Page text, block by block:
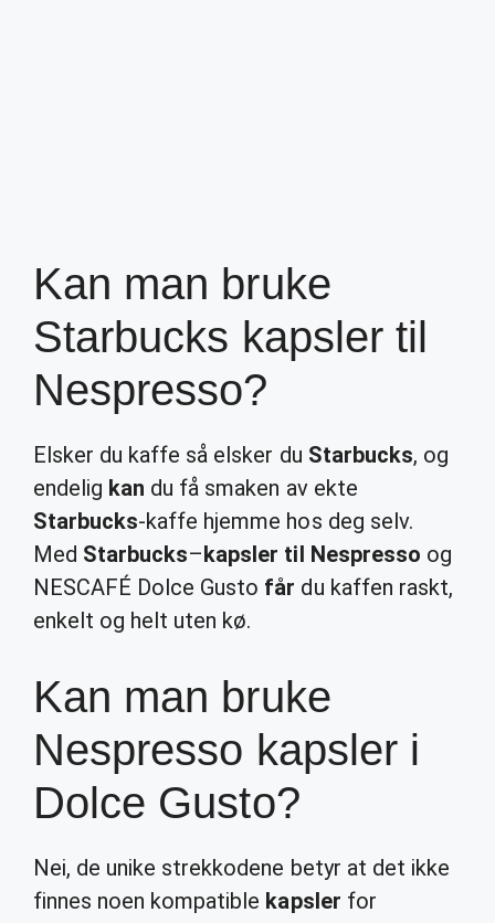
Kan man bruke
Starbucks kapsler til
Nespresso?
Elsker du kaffe så elsker du Starbucks, og
endelig kan du få smaken av ekte
Starbucks-kaffe hjemme hos deg selv.
Med Starbucks–kapsler til Nespresso og
NESCAFÉ Dolce Gusto får du kaffen raskt,
enkelt og helt uten kø.
Kan man bruke
Nespresso kapsler i
Dolce Gusto?
Nei, de unike strekkodene betyr at det ikke
finnes noen kompatible kapsler for